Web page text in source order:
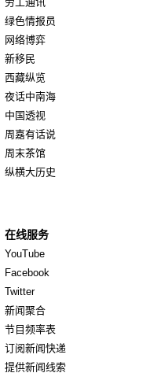
绿色情报员
网络博弈
新移民
西藏纵览
夜话中南海
中国透视
周嘉有话说
周末茶馆
纵横大历史
在线服务
YouTube
Facebook
TwitterOpens in new window
新闻聚合
节目频率表
订阅新闻快递
提供新闻线索